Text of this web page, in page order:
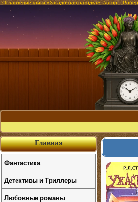
Оглавление книги «Загадочная находка». Автор –
Главная
Фантастика
Детективы и Триллеры
Любовные романы